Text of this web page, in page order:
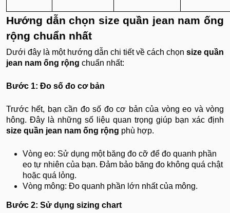
Hướng dẫn chọn size quần jean nam ống
rộng chuẩn nhất
Dưới đây là một hướng dẫn chi tiết về cách chọn size quần
jean nam ống rộng chuẩn nhất:
Bước 1: Đo số đo cơ bản
Trước hết, bạn cần đo số đo cơ bản của vòng eo và vòng
hông. Đây là những số liệu quan trọng giúp bạn xác định
size quần jean nam ống rộng phù hợp.
Vòng eo: Sử dụng một băng đo cỡ để đo quanh phần
eo tự nhiên của bạn. Đảm bảo băng đo không quá chật
hoặc quá lỏng.
Vòng mông: Đo quanh phần lớn nhất của mông.
Bước 2: Sử dụng sizing chart